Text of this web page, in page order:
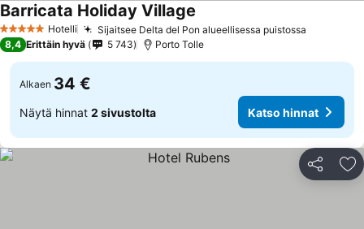
5 Tähtiluokitus
Hotelli Sijaitsee Delta del Pon alueellisessa puistossa
Barricata Holiday Village
8,4 Erittäin hyvä 5 743 Porto Tolle
Alkaen 34 €
Näytä hinnat 2 sivustolta Katso hinnat
Jaa